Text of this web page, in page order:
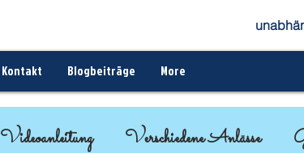
Videoanleitung Verschiedene Anlässe
Kontakt Blogbeiträge More